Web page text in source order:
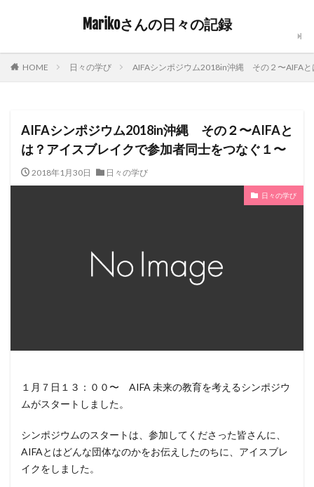
Marikoさんの日々の記録
HOME 日々の学び AIFAシンポジウム2018in沖縄 その２〜AIFA
AIFAシンポジウム2018in沖縄 その２〜AIFAと
は？アイスブレイクで参加者同士をつなぐ１〜
2018年1月30日 日々の学び
日々の学び
１月７日１３：００〜 AIFA 未来の教育を考えるシンポジウ
ムがスタートしました。
シンポジウムのスタートは、参加してくださった皆さんに、
AIFAとはどんな団体なのかをお伝えしたのちに、アイスブレ
イクをしました。